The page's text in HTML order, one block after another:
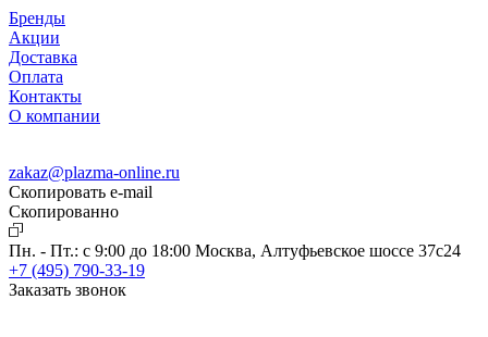
Бренды
Акции
Доставка
Оплата
Контакты
О компании
zakaz@plazma-online.ru
Скопировать e-mail
Cкопированно
Пн. - Пт.: с 9:00 до 18:00 Москва, Алтуфьевское шоссе 37с24
+7 (495) 790-33-19
Заказать звонок